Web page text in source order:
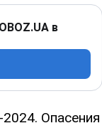
в
Опасения